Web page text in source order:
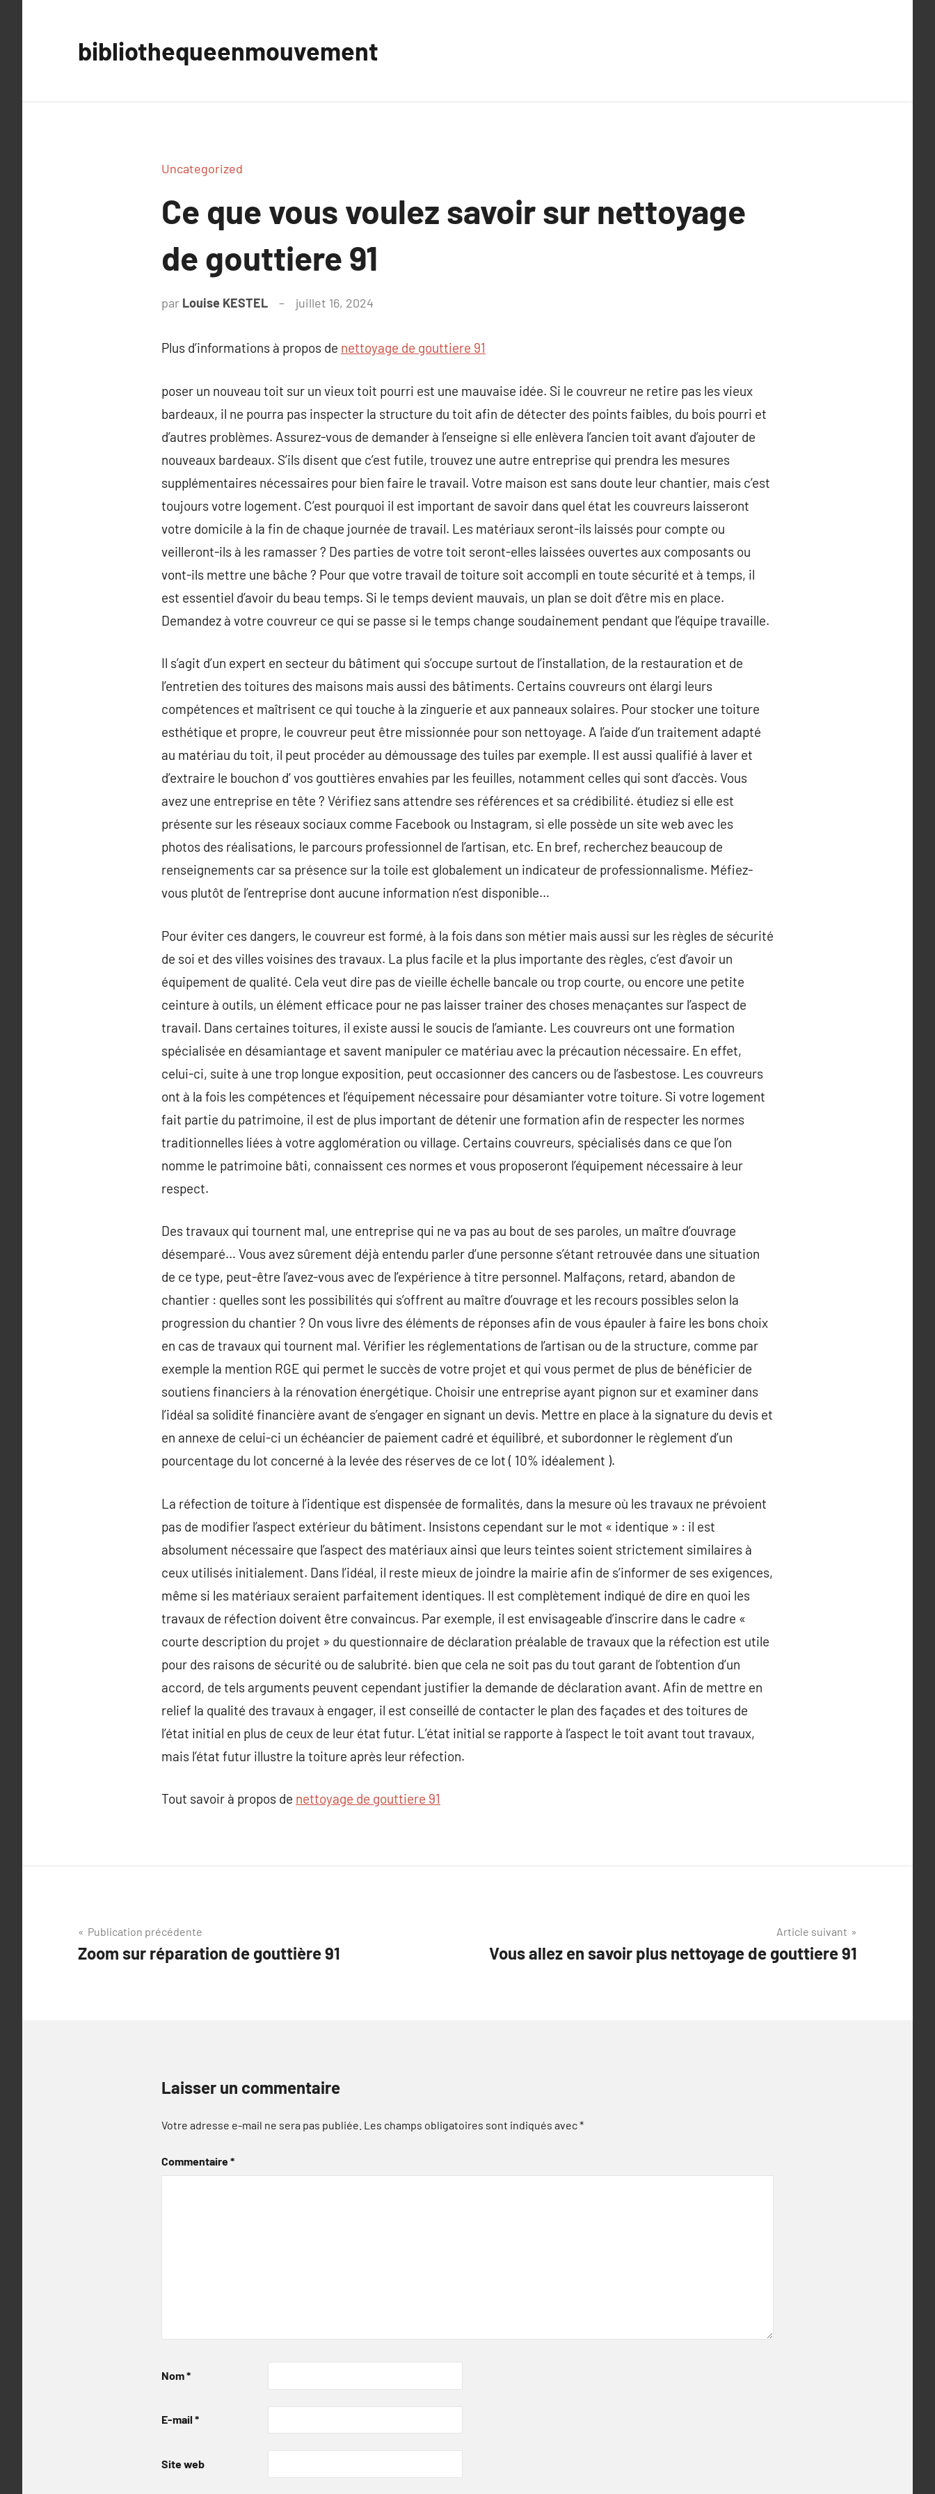
bibliothequeenmouvement
Uncategorized
Ce que vous voulez savoir sur nettoyage
de gouttiere 91
par Louise KESTEL juillet 16, 2024
Plus d’informations à propos de nettoyage de gouttiere 91
poser un nouveau toit sur un vieux toit pourri est une mauvaise idée. Si le couvreur ne retire pas les vieux
bardeaux, il ne pourra pas inspecter la structure du toit afin de détecter des points faibles, du bois pourri et
d’autres problèmes. Assurez-vous de demander à l’enseigne si elle enlèvera l’ancien toit avant d’ajouter de
nouveaux bardeaux. S’ils disent que c’est futile, trouvez une autre entreprise qui prendra les mesures
supplémentaires nécessaires pour bien faire le travail. Votre maison est sans doute leur chantier, mais c’est
toujours votre logement. C’est pourquoi il est important de savoir dans quel état les couvreurs laisseront
votre domicile à la fin de chaque journée de travail. Les matériaux seront-ils laissés pour compte ou
veilleront-ils à les ramasser ? Des parties de votre toit seront-elles laissées ouvertes aux composants ou
vont-ils mettre une bâche ? Pour que votre travail de toiture soit accompli en toute sécurité et à temps, il
est essentiel d’avoir du beau temps. Si le temps devient mauvais, un plan se doit d’être mis en place.
Demandez à votre couvreur ce qui se passe si le temps change soudainement pendant que l’équipe travaille.
Il s’agit d’un expert en secteur du bâtiment qui s’occupe surtout de l’installation, de la restauration et de
l’entretien des toitures des maisons mais aussi des bâtiments. Certains couvreurs ont élargi leurs
compétences et maîtrisent ce qui touche à la zinguerie et aux panneaux solaires. Pour stocker une toiture
esthétique et propre, le couvreur peut être missionnée pour son nettoyage. A l’aide d’un traitement adapté
au matériau du toit, il peut procéder au démoussage des tuiles par exemple. Il est aussi qualifié à laver et
d’extraire le bouchon d’ vos gouttières envahies par les feuilles, notamment celles qui sont d’accès. Vous
avez une entreprise en tête ? Vérifiez sans attendre ses références et sa crédibilité. étudiez si elle est
présente sur les réseaux sociaux comme Facebook ou Instagram, si elle possède un site web avec les
photos des réalisations, le parcours professionnel de l’artisan, etc. En bref, recherchez beaucoup de
renseignements car sa présence sur la toile est globalement un indicateur de professionnalisme. Méfiez-
vous plutôt de l’entreprise dont aucune information n’est disponible…
Pour éviter ces dangers, le couvreur est formé, à la fois dans son métier mais aussi sur les règles de sécurité
de soi et des villes voisines des travaux. La plus facile et la plus importante des règles, c’est d’avoir un
équipement de qualité. Cela veut dire pas de vieille échelle bancale ou trop courte, ou encore une petite
ceinture à outils, un élément efficace pour ne pas laisser trainer des choses menaçantes sur l’aspect de
travail. Dans certaines toitures, il existe aussi le soucis de l’amiante. Les couvreurs ont une formation
spécialisée en désamiantage et savent manipuler ce matériau avec la précaution nécessaire. En effet,
celui-ci, suite à une trop longue exposition, peut occasionner des cancers ou de l’asbestose. Les couvreurs
ont à la fois les compétences et l’équipement nécessaire pour désamianter votre toiture. Si votre logement
fait partie du patrimoine, il est de plus important de détenir une formation afin de respecter les normes
traditionnelles liées à votre agglomération ou village. Certains couvreurs, spécialisés dans ce que l’on
nomme le patrimoine bâti, connaissent ces normes et vous proposeront l’équipement nécessaire à leur
respect.
Des travaux qui tournent mal, une entreprise qui ne va pas au bout de ses paroles, un maître d’ouvrage
désemparé… Vous avez sûrement déjà entendu parler d’une personne s’étant retrouvée dans une situation
de ce type, peut-être l’avez-vous avec de l’expérience à titre personnel. Malfaçons, retard, abandon de
chantier : quelles sont les possibilités qui s’offrent au maître d’ouvrage et les recours possibles selon la
progression du chantier ? On vous livre des éléments de réponses afin de vous épauler à faire les bons choix
en cas de travaux qui tournent mal. Vérifier les réglementations de l’artisan ou de la structure, comme par
exemple la mention RGE qui permet le succès de votre projet et qui vous permet de plus de bénéficier de
soutiens financiers à la rénovation énergétique. Choisir une entreprise ayant pignon sur et examiner dans
l’idéal sa solidité financière avant de s’engager en signant un devis. Mettre en place à la signature du devis et
en annexe de celui-ci un échéancier de paiement cadré et équilibré, et subordonner le règlement d’un
pourcentage du lot concerné à la levée des réserves de ce lot ( 10% idéalement ).
La réfection de toiture à l’identique est dispensée de formalités, dans la mesure où les travaux ne prévoient
pas de modifier l’aspect extérieur du bâtiment. Insistons cependant sur le mot « identique » : il est
absolument nécessaire que l’aspect des matériaux ainsi que leurs teintes soient strictement similaires à
ceux utilisés initialement. Dans l’idéal, il reste mieux de joindre la mairie afin de s’informer de ses exigences,
même si les matériaux seraient parfaitement identiques. Il est complètement indiqué de dire en quoi les
travaux de réfection doivent être convaincus. Par exemple, il est envisageable d’inscrire dans le cadre «
courte description du projet » du questionnaire de déclaration préalable de travaux que la réfection est utile
pour des raisons de sécurité ou de salubrité. bien que cela ne soit pas du tout garant de l’obtention d’un
accord, de tels arguments peuvent cependant justifier la demande de déclaration avant. Afin de mettre en
relief la qualité des travaux à engager, il est conseillé de contacter le plan des façades et des toitures de
l’état initial en plus de ceux de leur état futur. L’état initial se rapporte à l’aspect le toit avant tout travaux,
mais l’état futur illustre la toiture après leur réfection.
Tout savoir à propos de nettoyage de gouttiere 91
Navigation
de
Publication précédente
Zoom sur réparation de gouttière 91
Article suivant
Vous allez en savoir plus nettoyage de gouttiere 91
Laisser un commentaire
Votre adresse e-mail ne sera pas publiée. Les champs obligatoires sont indiqués avec*
Commentaire*
Nom*
E-mail *
Site web